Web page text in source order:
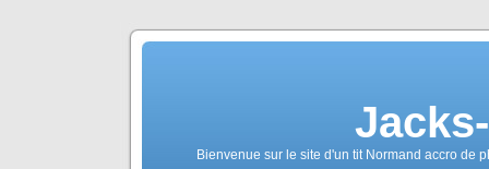
Bienvenue sur le site d'un tit Normand accro de